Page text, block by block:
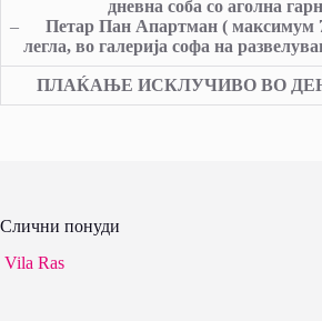
дневна соба со аголна
– Петар Пан Апартман ( максимум
легла, во галерија софа на
ПЛАЌАЊЕ ИСКЛУЧИВО ВО
Слични понуди
Vila Ras